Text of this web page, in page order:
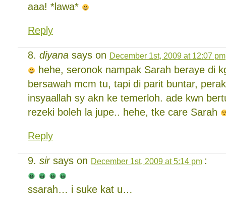
aaa! *lawa*
Reply
diyana says on December 1st, 2009 at 12:07 pm
hehe, seronok nampak Sarah beraye di
bersawah mcm tu, tapi di parit buntar,
insyaallah sy akn ke temerloh. ade kwn
rezeki boleh la jupe.. hehe, tke care Sarah
Reply
sirsays on December 1st, 2009 at 5:14 pm :
ssarah… i suke kat u…